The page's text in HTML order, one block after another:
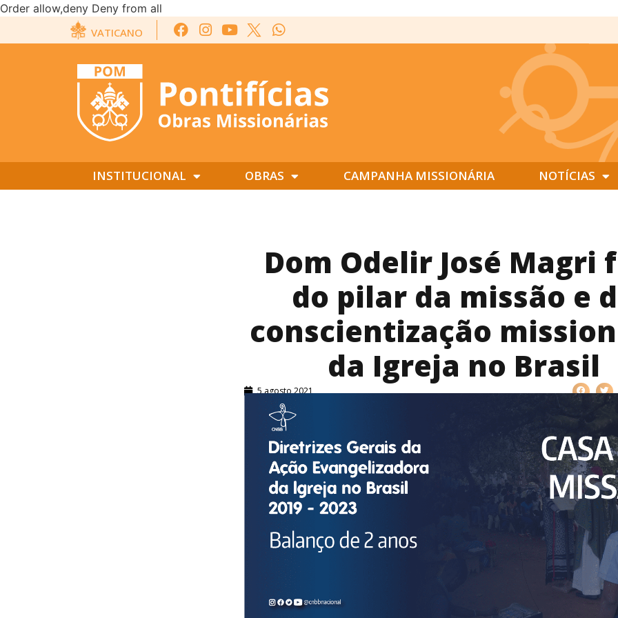
Order allow,deny Deny from all
VATICANO
INSTITUCIONAL OBRAS CAMPANHA MISSIONÁRIA NOTÍCIAS
Dom Odelir José Magri
do pilar da missão e
conscientização
da Igreja no Brasil
5 agosto 2021